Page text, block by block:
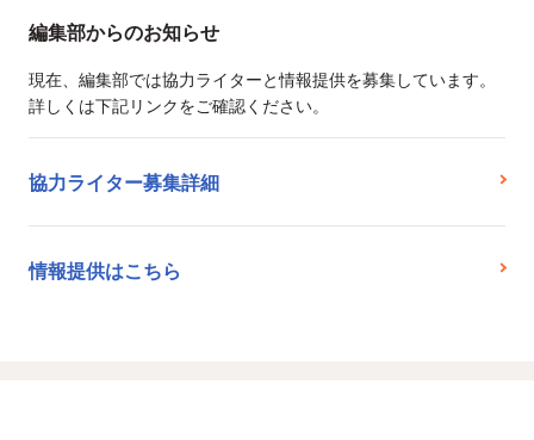
編集部からのお知らせ
現在、編集部では協力ライターと情報提供を募集しています。
詳しくは下記リンクをご確認ください。
協力ライター募集詳細
情報提供はこちら